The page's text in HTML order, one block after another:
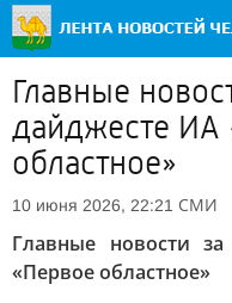
Главные
дайджесте ИА
областное»
10 июня 2026, 22:21 СМИ
Главные новости
«Первое областное»